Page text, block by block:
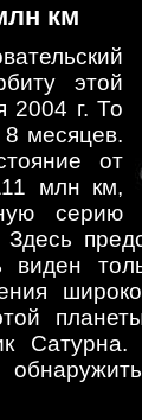
км
этой
2004 г. То
месяцев.
от
млн км,
серию